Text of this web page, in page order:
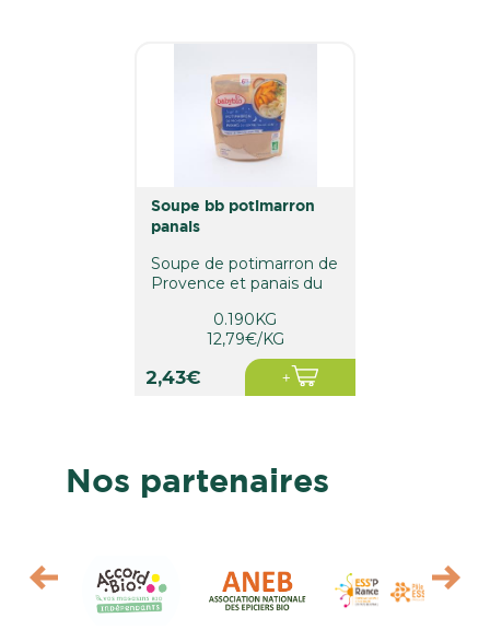
soupe bb potimarron
panais
Soupe de potimarron de
Provence et panais du
0.190KG
12,79€/KG
2,43€
Nos partenaires